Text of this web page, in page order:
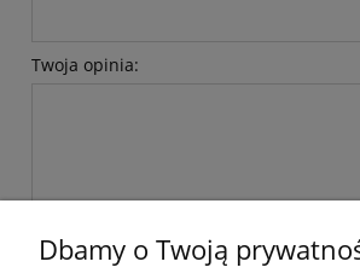
Twoja opinia:
Dbamy o Twoją